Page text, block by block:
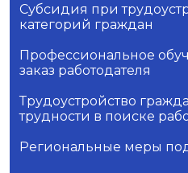
Субсидия при
категорий граждан
Профессиональное
заказ работодателя
Трудоустройство
трудности в поиске
Региональные меры